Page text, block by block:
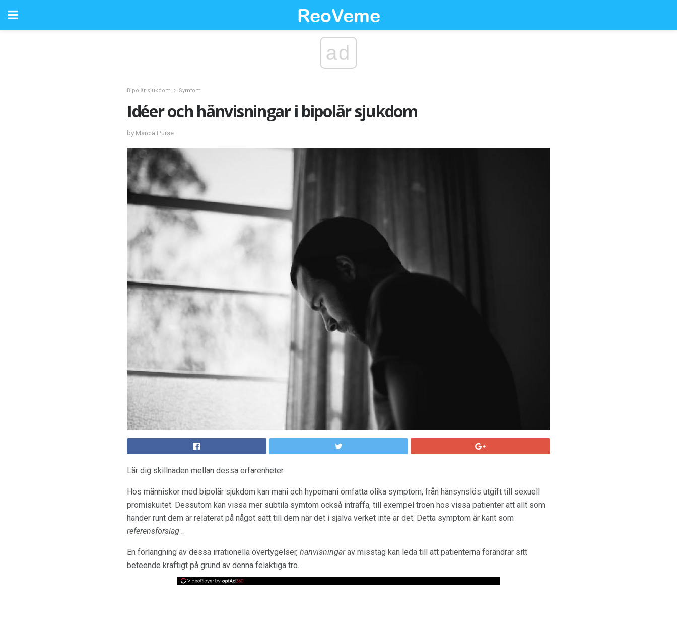
ad
Bipolär sjukdom Symtom
Idéer och hänvisningar i bipolär sjukdom
by Marcia Purse
Lär dig skillnaden mellan dessa erfarenheter.
Hos människor med bipolär sjukdom kan mani och hypomani omfatta olika symptom, från hänsynslös utgift till sexuell
promiskuitet. Dessutom kan vissa mer subtila symtom också inträffa, till exempel troen hos vissa patienter att allt som
händer runt dem är relaterat på något sätt till dem när det i själva verket inte är det. Detta symptom är känt som
referensförslag .
En förlängning av dessa irrationella övertygelser, hänvisningarav misstag kan leda till att patienterna förändrar sitt
beteende kraftigt på grund av denna felaktiga tro.